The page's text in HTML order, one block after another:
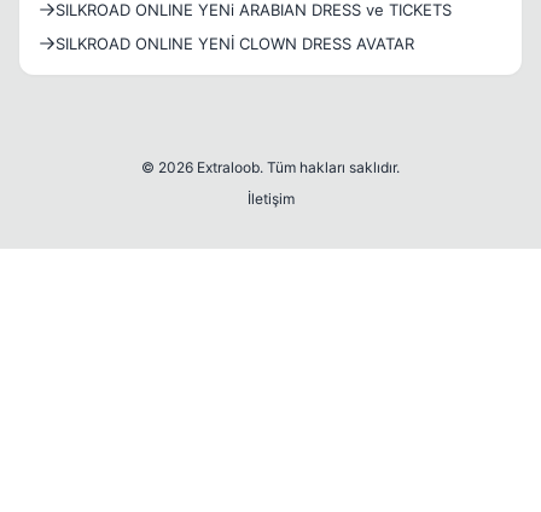
SILKROAD ONLINE YENi ARABIAN DRESS ve TICKETS
SILKROAD ONLINE YENİ CLOWN DRESS AVATAR
© 2026 Extraloob. Tüm hakları saklıdır.
İletişim